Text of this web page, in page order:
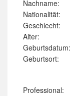
Nachname:
Nationalität:
Geschlecht:
Alter:
Geburtsdatum:
Geburtsort:
Professional: